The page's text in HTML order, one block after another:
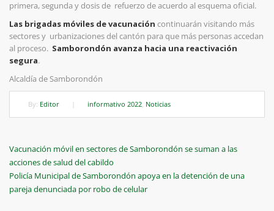
primera, segunda y dosis de refuerzo de acuerdo al esquema oficial.
Las brigadas móviles de vacunación continuarán visitando más
sectores y urbanizaciones del cantón para que más personas accedan
al proceso. Samborondón avanza hacia una reactivación
segura.
Alcaldía de Samborondón
By: Editor informativo 2022, Noticias
Navegación
de
entradas
Previous
Post
Vacunación móvil en sectores de Samborondón se suman a las
acciones de salud del cabildo
Next
Post
Policía Municipal de Samborondón apoya en la detención de una
pareja denunciada por robo de celular